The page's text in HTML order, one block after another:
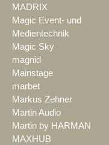
MADRIX
Magic Event- und
Medientechnik
Magic Sky
magnid
Mainstage
marbet
Markus Zehner
Martin Audio
Martin by HARMAN
MAXHUB